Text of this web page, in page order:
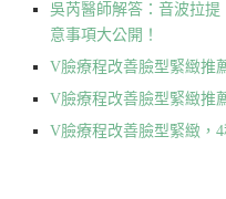
吳芮醫師解答：音波拉
意事項大公開！
V臉療程改善臉型緊緻推
V臉療程改善臉型緊緻推
V臉療程改善臉型緊緻，4